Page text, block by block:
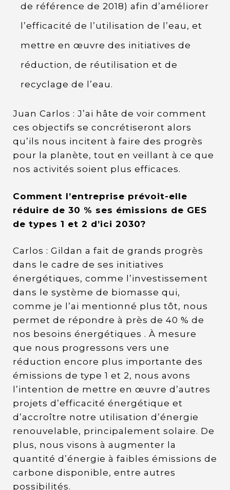
de référence de 2018) afin d’améliorer
l’efficacité de l’utilisation de l’eau, et
mettre en œuvre des initiatives de
réduction, de réutilisation et de
recyclage de l’eau.
Juan Carlos : J’ai hâte de voir comment
ces objectifs se concrétiseront alors
qu’ils nous incitent à faire des progrès
pour la planète, tout en veillant à ce que
nos activités soient plus efficaces.
Comment l’entreprise prévoit-elle
réduire de 30 % ses émissions de GES
de types 1 et 2 d’ici 2030?
Carlos : Gildan a fait de grands progrès
dans le cadre de ses initiatives
énergétiques, comme l’investissement
dans le système de biomasse qui,
comme je l’ai mentionné plus tôt, nous
permet de répondre à près de 40 % de
nos besoins énergétiques . À mesure
que nous progressons vers une
réduction encore plus importante des
émissions de type 1 et 2, nous avons
l’intention de mettre en œuvre d’autres
projets d’efficacité énergétique et
d’accroître notre utilisation d’énergie
renouvelable, principalement solaire. De
plus, nous visons à augmenter la
quantité d’énergie à faibles émissions de
carbone disponible, entre autres
possibilités.